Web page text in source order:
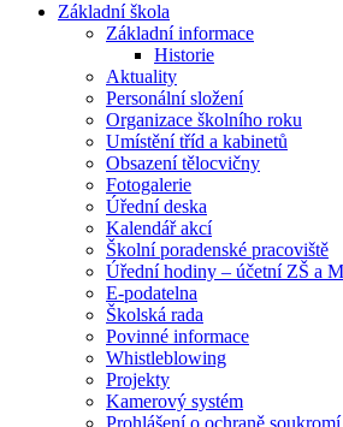
Základní škola
Základní informace
Historie
Aktuality
Personální složení
Organizace školního roku
Umístění tříd a kabinetů
Obsazení tělocvičny
Fotogalerie
Úřední deska
Kalendář akcí
Školní poradenské pracoviště
Úřední hodiny – účetní ZŠ a
E-podatelna
Školská rada
Povinné informace
Whistleblowing
Projekty
Kamerový systém
Prohlášení o ochraně soukromí